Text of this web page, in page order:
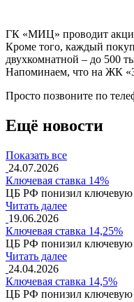
ГК «МИЦ» проводит
Кроме того, каждый
двухкомнатной – до 500
Напоминаем, что на ЖК
Просто позвоните по
Ещё новости
Показать все
24.07.2026
Ключевая ставка 14%
ЦБ РФ понизил ключевую
Читать далее
19.06.2026
Ключевая ставка 14,25%
ЦБ РФ понизил ключевую
Читать далее
24.04.2026
Ключевая ставка 14,5%
ЦБ РФ понизил ключевую